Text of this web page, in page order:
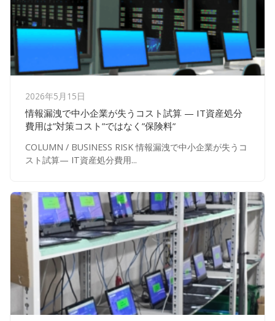
2026年5月15日
情報漏洩で中小企業が失うコスト試算 — IT資産処分
費用は”対策コスト”ではなく”保険料”
COLUMN / BUSINESS RISK 情報漏洩で中小企業が失うコ
スト試算— IT資産処分費用...